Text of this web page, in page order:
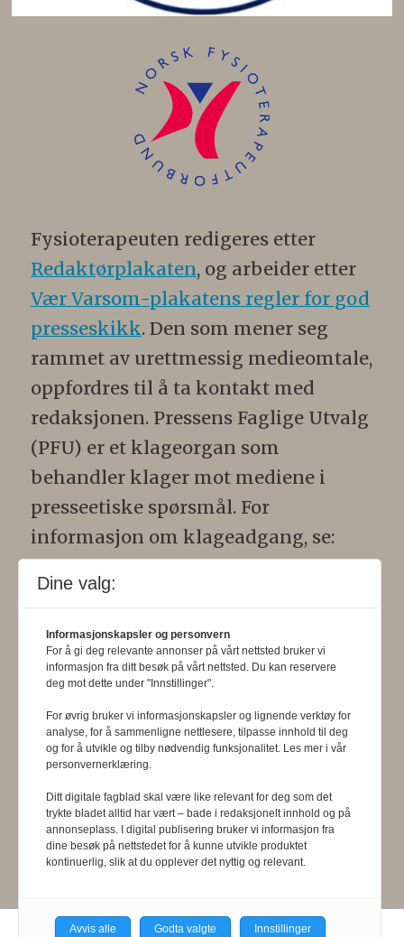
Fysioterapeuten redigeres etter
Redaktørplakaten, og arbeider etter
Vær Varsom-plakatens regler for god
presseskikk. Den som mener seg
rammet av urettmessig medieomtale,
oppfordres til å ta kontakt med
redaksjonen. Pressens Faglige Utvalg
(PFU) er et klageorgan som
behandler klager mot mediene i
presseetiske spørsmål. For
informasjon om klageadgang, se:
www.presse.no.
skal gjennom en saklig og fri
informasjons- og opinionsformidling
seg i samsvar med samfunnets og
befolkningens behov. Tidsskriftet skal
belyse fysioterapifaglige
organisasjons-, utdannings- og helse-
og sosialpolitiske forhold.
Dine valg:
Informasjonskapsler og personvern
For å gi deg relevante annonser på vårt nettsted bruker vi
informasjon fra ditt besøk på vårt nettsted. Du kan reservere
deg mot dette under "Innstillinger".
For øvrig bruker vi informasjonskapsler og lignende verktøy for
analyse, for å sammenligne nettlesere, tilpasse innhold til deg
og for å utvikle og tilby nødvendig funksjonalitet. Les mer i vår
personvernerklæring.
Ditt digitale fagblad skal være like relevant for deg som det
trykte bladet alltid har vært – bade i redaksjonelt innhold og på
annonseplass. I digital publisering bruker vi informasjon fra
dine besøk på nettstedet for å kunne utvikle produktet
kontinuerlig, slik at du opplever det nyttig og relevant.
Avvis alle Godta valgte Innstillinger